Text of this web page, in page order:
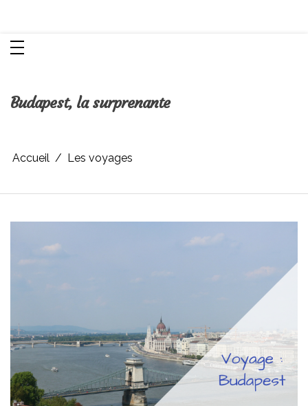
Budapest, la surprenante
Accueil Les voyages